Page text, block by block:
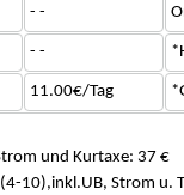
- -
- -
11.00€/Tag
und Kurtaxe: 37 €
10),inkl.UB, Strom u.